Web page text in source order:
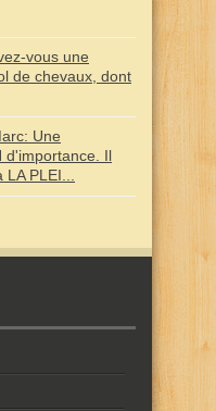
vous une
de chevaux, dont
Une
d'importance. Il
PLEI...